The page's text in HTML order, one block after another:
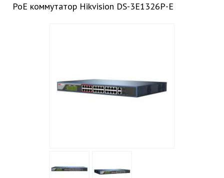
PoE коммутатор Hikvision DS-3E1326P-E